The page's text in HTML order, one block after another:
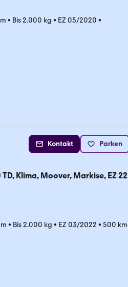
• Bis 2.000 kg • EZ 05/2020 •
Kontakt Parken
Klima, Moover, Markise, EZ 22
• Bis 2.000 kg • EZ 03/2022 • 500 km